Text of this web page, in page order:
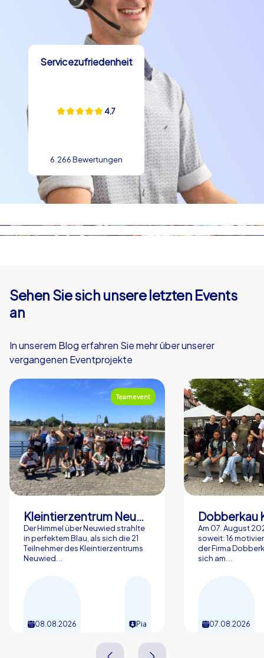
Servicezufriedenheit
4,7
6.266 Bewertungen
Sehen Sie sich unsere letzten Events
an
In unserem Blog erfahren Sie mehr über unserer
vergangenen Eventprojekte
Teamevent
Kleintierzentrum Neuwied Greve, Ritter GbR
Der Himmel über Neuwied strahlte
in perfektem Blau, als sich die 21
Teilnehmer des Kleintierzentrums
Neuwied...
08.08.2026 Pia
Dobberkau
Am 07. August
soweit: 16
der Firma
sich am...
07.08.2026